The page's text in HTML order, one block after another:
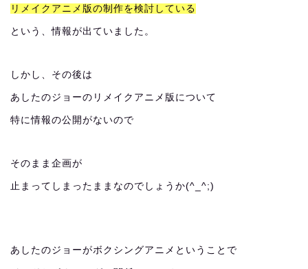
リメイクアニメ版の制作を検討している
という、情報が出ていました。
しかし、その後は
あしたのジョーのリメイクアニメ版について
特に情報の公開がないので
そのまま企画が
止まってしまったままなのでしょうか(^_^;)
あしたのジョーがボクシングアニメということで